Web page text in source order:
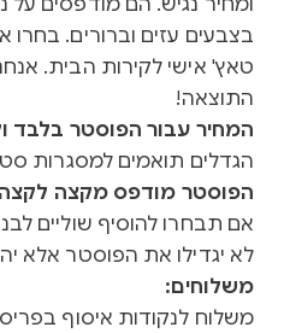
ומחיר נגיש. הם מודפסים על
בצבעים עזים וברורים. בחרו
טאץ' אישי לקירות הבית.
התוצאה!
המחיר עבור הפוסטר בלבד
הגדלים תואמים למסגרות
הפוסטר מודפס מקצה לקצה
אם תבחרו להוסיף שוליים
לא יגדילו את הפוסטר אלא
משלוחים:
משלוח לנקודות איסוף בפריסה